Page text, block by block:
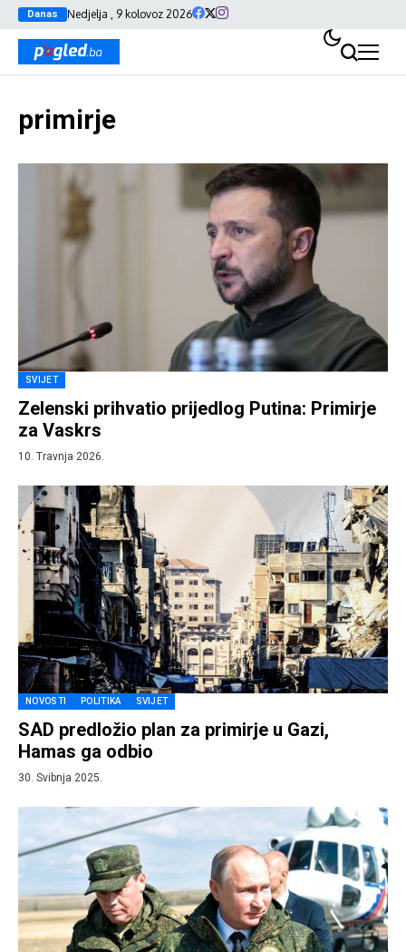
Danas Nedjelja , 9 kolovoz 2026
primirje
SVIJET
Zelenski prihvatio prijedlog Putina: Primirje
za Vaskrs
10. Travnja 2026.
NOVOSTI POLITIKA SVIJET
SAD predložio plan za primirje u Gazi,
Hamas ga odbio
30. Svibnja 2025.